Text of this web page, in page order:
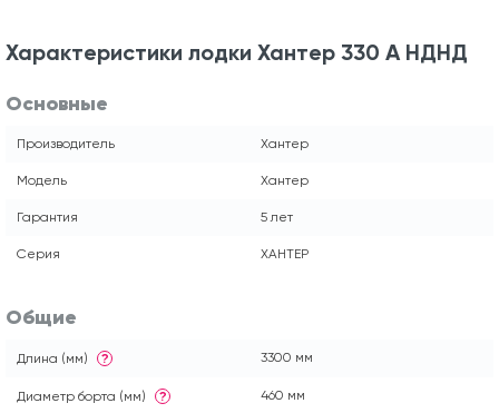
Характеристики лодки Хантер 330 А НДНД
Основные
Производитель Хантер
Модель Хантер
Гарантия 5 лет
Серия ХАНТЕР
Общие
Длина (мм) ? 3300 мм
Диаметр борта (мм) ? 460 мм